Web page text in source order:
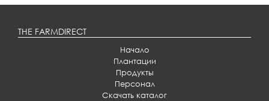
THE FARMDIRECT
Начало
Плантации
Продукты
Персонал
Скачать каталог